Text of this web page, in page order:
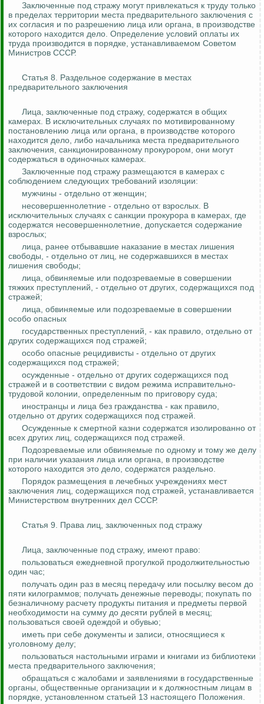
Заключенные под стражу могут привлекаться к труду только
в пределах территории места предварительного заключения с
их согласия и по разрешению лица или органа, в производстве
которого находится дело. Определение условий оплаты их
труда производится в порядке, устанавливаемом Советом
Министров СССР.
Статья 8. Раздельное содержание в местах
предварительного заключения
Лица, заключенные под стражу, содержатся в общих
камерах. В исключительных случаях по мотивированному
постановлению лица или органа, в производстве которого
находится дело, либо начальника места предварительного
заключения, санкционированному прокурором, они могут
содержаться в одиночных камерах.
Заключенные под стражу размещаются в камерах с
соблюдением следующих требований изоляции:
мужчины - отдельно от женщин;
несовершеннолетние - отдельно от взрослых. В
исключительных случаях с санкции прокурора в камерах, где
содержатся несовершеннолетние, допускается содержание
взрослых;
лица, ранее отбывавшие наказание в местах лишения
свободы, - отдельно от лиц, не содержавшихся в местах
лишения свободы;
лица, обвиняемые или подозреваемые в совершении
тяжких преступлений, - отдельно от других, содержащихся под
стражей;
лица, обвиняемые или подозреваемые в совершении
особо опасных
государственных преступлений, - как правило, отдельно от
других содержащихся под стражей;
особо опасные рецидивисты - отдельно от других
содержащихся под стражей;
осужденные - отдельно от других содержащихся под
стражей и в соответствии с видом режима исправительно-
трудовой колонии, определенным по приговору суда;
иностранцы и лица без гражданства - как правило,
отдельно от других содержащихся под стражей.
Осужденные к смертной казни содержатся изолированно от
всех других лиц, содержащихся под стражей.
Подозреваемые или обвиняемые по одному и тому же делу
при наличии указания лица или органа, в производстве
которого находится это дело, содержатся раздельно.
Порядок размещения в лечебных учреждениях мест
заключения лиц, содержащихся под стражей, устанавливается
Министерством внутренних дел СССР.
Статья 9. Права лиц, заключенных под стражу
Лица, заключенные под стражу, имеют право:
пользоваться ежедневной прогулкой продолжительностью
один час;
получать один раз в месяц передачу или посылку весом до
пяти килограммов; получать денежные переводы; покупать по
безналичному расчету продукты питания и предметы первой
необходимости на сумму до десяти рублей в месяц;
пользоваться своей одеждой и обувью;
иметь при себе документы и записи, относящиеся к
уголовному делу;
пользоваться настольными играми и книгами из библиотеки
места предварительного заключения;
обращаться с жалобами и заявлениями в государственные
органы, общественные организации и к должностным лицам в
порядке, установленном статьей 13 настоящего Положения.